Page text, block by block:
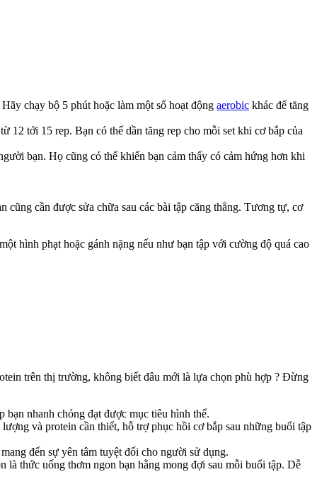
chạy bộ 5 phút hoặc làm một số hoạt động aerobic khác để tăng
12 tới 15 rep. Bạn có thể dần tăng rep cho mỗi set khi cơ bắp của
bạn. Họ cũng có thể khiến bạn cảm thấy có cảm hứng hơn khi
cần được sửa chữa sau các bài tập căng thẳng. Tương tự, cơ
hình phạt hoặc gánh nặng nếu như bạn tập với cường độ quá cao
trên thị trường, không biết đâu mới là lựa chọn phù hợp ? Đừng
nhanh chóng đạt được mục tiêu hình thể.
và protein cần thiết, hỗ trợ phục hồi cơ bắp sau những buổi tập
đến sự yên tâm tuyệt đối cho người sử dụng.
thức uống thơm ngon bạn hằng mong đợi sau mỗi buổi tập. Dễ